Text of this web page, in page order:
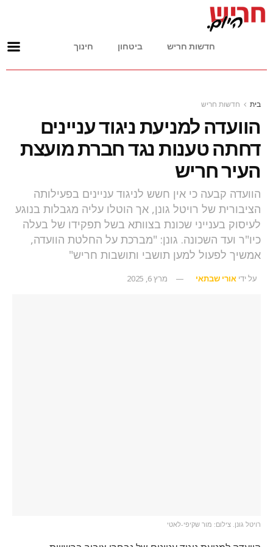
חדשות חריש ביטחון חינוך
בית חדשות חריש
הוועדה למניעת ניגוד עניינים
דחתה טענות נגד חברת מועצת
העיר חריש
הוועדה קבעה כי אין חשש לניגוד עניינים בפעילותה
הציבורית של רויטל גונן, אך הוטלו עליה מגבלות בנוגע
לעיסוק בענייני שכונת בצוותא בשל תפקידו של בעלה
כיו"ר ועד השכונה. גונן: "מברכת על החלטת הוועדה,
אמשיך לפעול למען תושבי ותושבות חריש"
על ידי אורי שבתאי מרץ 6, 2025
רויטל גונן. צילום: מור שקיפי-לאטי